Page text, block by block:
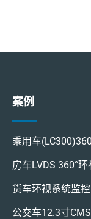
案例
乘用车
房车LVDS 360°
货车环视系统监
公交车12.3寸